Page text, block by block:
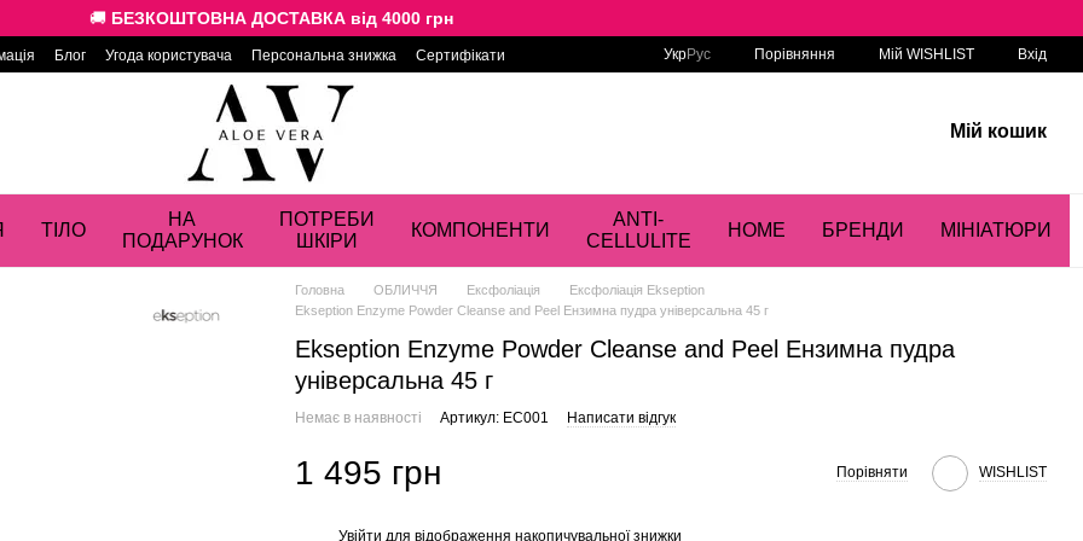
🚚 БЕЗКОШТОВНА ДОСТАВКА від 4000 грн
Блог Угода користувача Персональна знижка Сертифікати УкрРус Порівняння Мій WISHLIST Вхід
Мій кошик
ТІЛО
НА
ПОДАРУНОК
ПОТРЕБИ
ШКІРИ
КОМПОНЕНТИ
ANTI-
CELLULITE
HOME БРЕНДИ МІНІАТЮРИ
Головна ОБЛИЧЧЯ Ексфоліація
Ексфоліація Ekseption
Ekseption Enzyme Powder Cleanse and Peel Ензимна пудра універсальна 45 г
Ekseption Enzyme Powder Cleanse and Peel Ензимна пудра
універсальна 45 г
Немає в наявності Артикул: EC001 Написати відгук
1 495 грн Порівняти WISHLIST
Увійти для відображення накопичувальної знижки